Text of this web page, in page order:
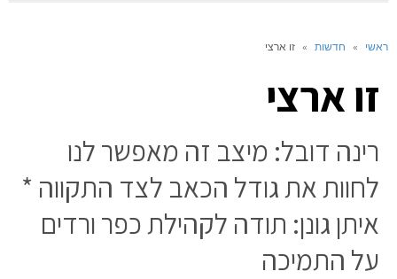
ראשי » חדשות » זו ארצי
זו ארצי
רינה דובל: מיצב זה מאפשר לנו
לחוות את גודל הכאב לצד התקווה *
איתן גונן: תודה לקהילת כפר ורדים
על התמיכה